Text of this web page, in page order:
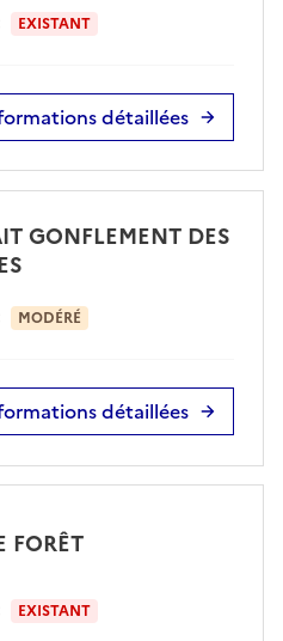
EXISTANT
détaillées
GONFLEMENT DES
MODÉRÉ
détaillées
FORÊT
EXISTANT